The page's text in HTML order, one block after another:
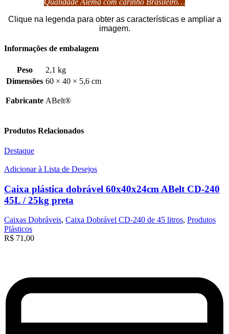
Qualidade Alemã com carinho Brasileiro…
Clique na legenda para obter as características e ampliar a
imagem.
Informações de embalagem
Peso
2,1 kg
Dimensões 60 × 40 × 5,6 cm
Fabricante ABelt®
Produtos Relacionados
Destaque
Adicionar à Lista de Desejos
Caixa plástica dobrável 60x40x24cm ABelt CD-240
45L / 25kg preta
Caixas Dobráveis, Caixa Dobrável CD-240 de 45 litros, Produtos
Plásticos
R$ 71,00